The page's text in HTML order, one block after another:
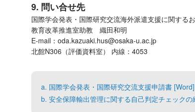
9. 問い合せ先
国際学会発表・国際研究交流海外派遣支援に関する
教育改革推進室助教 織田和明
E-mail：oda.kazuaki.hus@osaka-u.ac.jp
北館N306（評価資料室） 内線：4053
a. 国際学会発表・国際研究交流支援申請書 [Word]
b. 安全保障輸出管理に関する自己判定チェックの